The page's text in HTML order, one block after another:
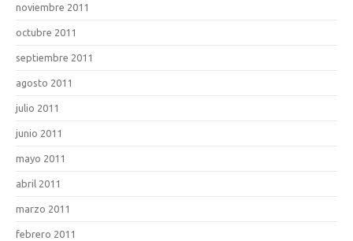
noviembre 2011
octubre 2011
septiembre 2011
agosto 2011
julio 2011
junio 2011
mayo 2011
abril 2011
marzo 2011
febrero 2011